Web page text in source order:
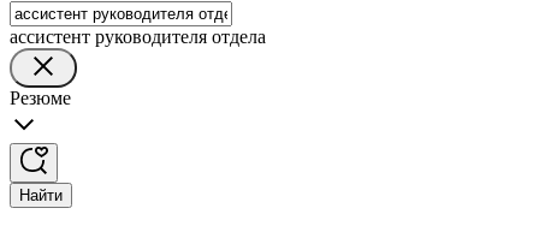
ассистент руководителя отдела
Резюме
Найти